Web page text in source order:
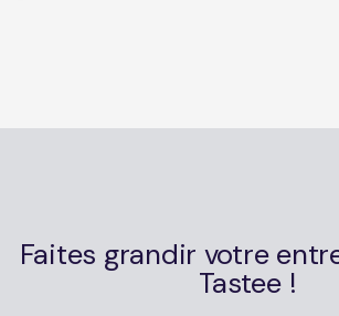
Faites grandir votre
Tastee !